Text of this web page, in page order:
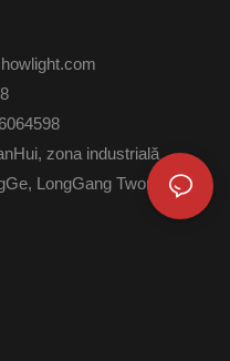
zona industrială
LongGang Twon,